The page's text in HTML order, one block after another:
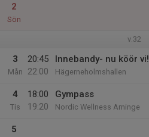
2
Sön
v.32
3
Mån
20:45
22:00
Innebandy- nu köör vi!
Hägerneholmshallen
4
Tis
18:00
19:20
Gympass
Nordic Wellness Arninge
5